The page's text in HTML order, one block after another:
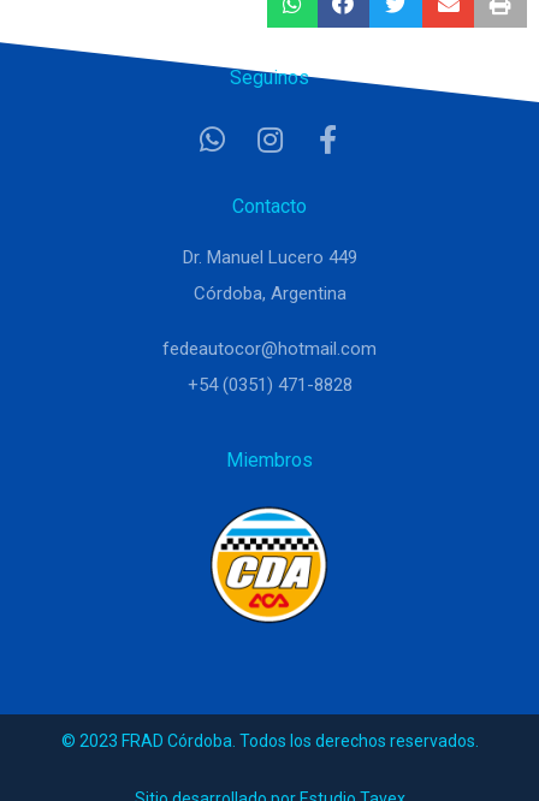
Seguinos
Contacto
Dr. Manuel Lucero 449
Córdoba, Argentina
fedeautocor@hotmail.com
+54 (0351) 471-8828
Miembros
© 2023 FRAD Córdoba. Todos los derechos reservados.